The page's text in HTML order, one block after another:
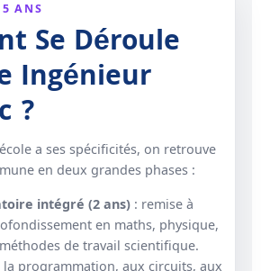
5 ANS
Se Déroule
Ingénieur
?
a ses spécificités, on retrouve
en deux grandes phases :
intégré (2 ans) : remise à
en maths, physique,
de travail scientifique.
programmation, aux circuits, aux